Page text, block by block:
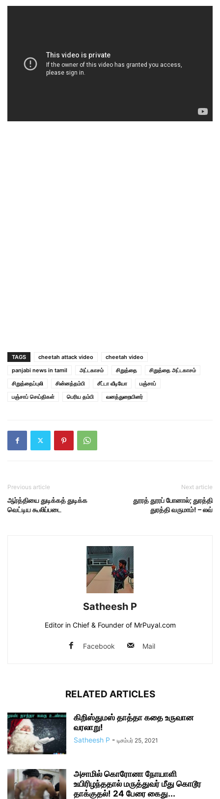
TAGS cheetah attack video
cheetah video
panjabi news in tamil
அட்டகாசம் சிறுத்தை
சிறுத்தை அட்டகாசம்
சிறுத்தைப்புலி
சின்னத்தம்பி சீட்டா வீடியோ
பஞ்சாப்
பஞ்சாப் செய்திகள்
பெரிய தம்பி வனத்துறையினர்
Previous article
ஆர்த்தியை துடிக்கத் துடிக்க
வெட்டிய கூலிப்படை
Next article
தூரத் தூரப் போனால்; துரத்தி
துரத்தி வருமாம்! – லவ்
Satheesh P
Editor in Chief & Founder of MrPuyal.com
Facebook Mail
RELATED ARTICLES
கிறிஸ்துமஸ் தாத்தா கதை உருவான
வரலாறு!
Satheesh P - டிசம்பர் 25, 2021
அசாமில் கொரோனா நோயாளி
உயிரிழந்ததால் மருத்துவர் மீது கொடூர
தாக்குதல்! 24 பேரை கைது...